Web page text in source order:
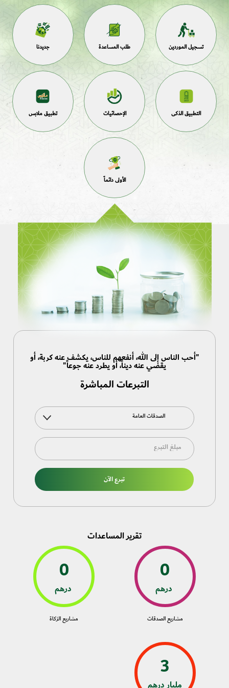
تسجيل الموردين طلب المساعدة جديدنا
التطبيق الذكي الإحصائيات تطبيق ملابس
الأولى دائماً
"أحب الناس إلى الله، أنفعهم للناس، يكشف عنه كربة، أو
يقضي عنه ديناً، أو يطرد عنه جوعاً"
التبرعات المباشرة
الصدقات العامة
مبلغ التبرع
تبرع الآن
تقرير المساعدات
0
درهم
مشاريع الصدقات
0
درهم
مشاريع الزكاة
3
ملياردرهم